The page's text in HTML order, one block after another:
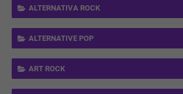
ALTERNATIVA ROCK
ALTERNATIVE POP
ART ROCK